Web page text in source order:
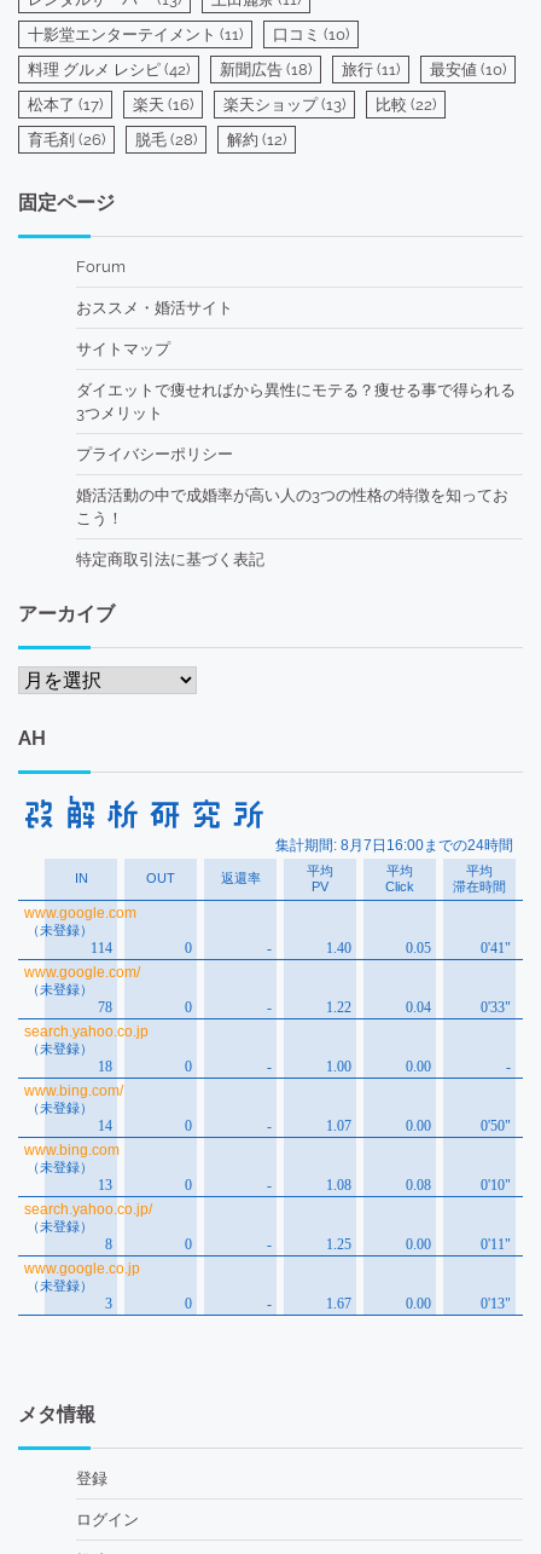
十影堂エンターテイメント (11) 口コミ (10)
料理 グルメ レシピ (42) 新聞広告 (18) 旅行 (11) 最安値 (10)
松本了 (17) 楽天 (16) 楽天ショップ(13) 比較 (22)
育毛剤 (26) 脱毛 (28) 解約 (12)
固定ページ
Forum
おススメ・婚活サイト
サイトマップ
ダイエットで痩せればから異性にモテる？痩せる事で得られる
3つメリット
プライバシーポリシー
婚活活動の中で成婚率が高い人の3つの性格の特徴を知ってお
こう！
特定商取引法に基づく表記
アーカイブ
ア
カ
イ
AH
メタ情報
登録
ログイン